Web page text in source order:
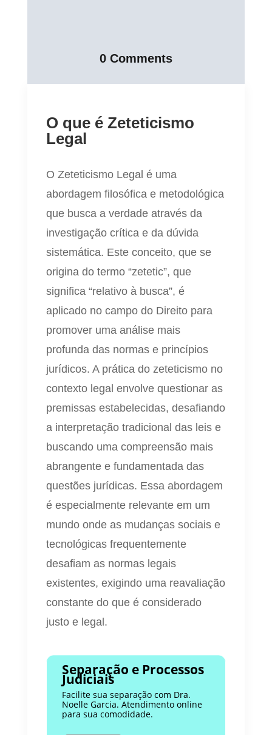
0 Comments
O que é Zeteticismo
Legal
O Zeteticismo Legal é uma
abordagem filosófica e metodológica
que busca a verdade através da
investigação crítica e da dúvida
sistemática. Este conceito, que se
origina do termo “zetetic”, que
significa “relativo à busca”, é
aplicado no campo do Direito para
promover uma análise mais
profunda das normas e princípios
jurídicos. A prática do zeteticismo no
contexto legal envolve questionar as
premissas estabelecidas, desafiando
a interpretação tradicional das leis e
buscando uma compreensão mais
abrangente e fundamentada das
questões jurídicas. Essa abordagem
é especialmente relevante em um
mundo onde as mudanças sociais e
tecnológicas frequentemente
desafiam as normas legais
existentes, exigindo uma reavaliação
constante do que é considerado
justo e legal.
Separação e Processos
Judiciais
Facilite sua separação com Dra.
Noelle Garcia. Atendimento online
para sua comodidade.